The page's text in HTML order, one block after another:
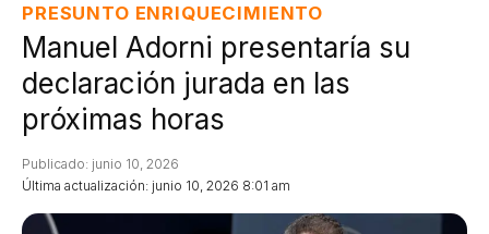
PRESUNTO ENRIQUECIMIENTO
Manuel Adorni presentaría su
declaración jurada en las
próximas horas
Última actualización: junio 10, 2026 8:01 am
Publicado: junio 10, 2026